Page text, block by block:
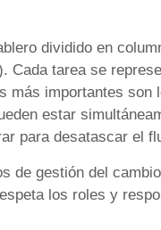
dividido en
Cada tarea se
más importantes son
estar
para desatascar el
de gestión del
los roles y